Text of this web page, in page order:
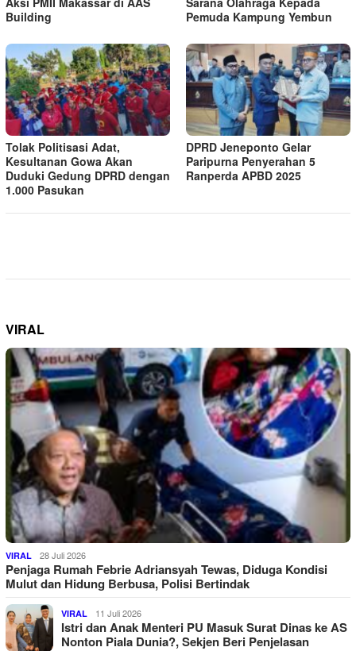
Building
Pemuda Kampung Yembun
Tolak Politisasi Adat,
Kesultanan Gowa Akan
Duduki Gedung DPRD dengan
1.000 Pasukan
DPRD Jeneponto Gelar
Paripurna Penyerahan 5
Ranperda APBD 2025
VIRAL
VIRAL 28 Juli 2026
Penjaga Rumah Febrie Adriansyah Tewas, Diduga Kondisi
Mulut dan Hidung Berbusa, Polisi Bertindak
VIRAL 11 Juli 2026
Istri dan Anak Menteri PU Masuk Surat Dinas ke AS
Nonton Piala Dunia?, Sekjen Beri Penjelasan